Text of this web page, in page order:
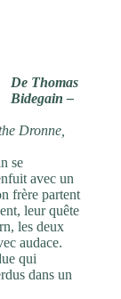
De Thomas
Bidegain –
Dronne,
se
avec un
frère partent
leur quête
les deux
audace.
qui
dans un